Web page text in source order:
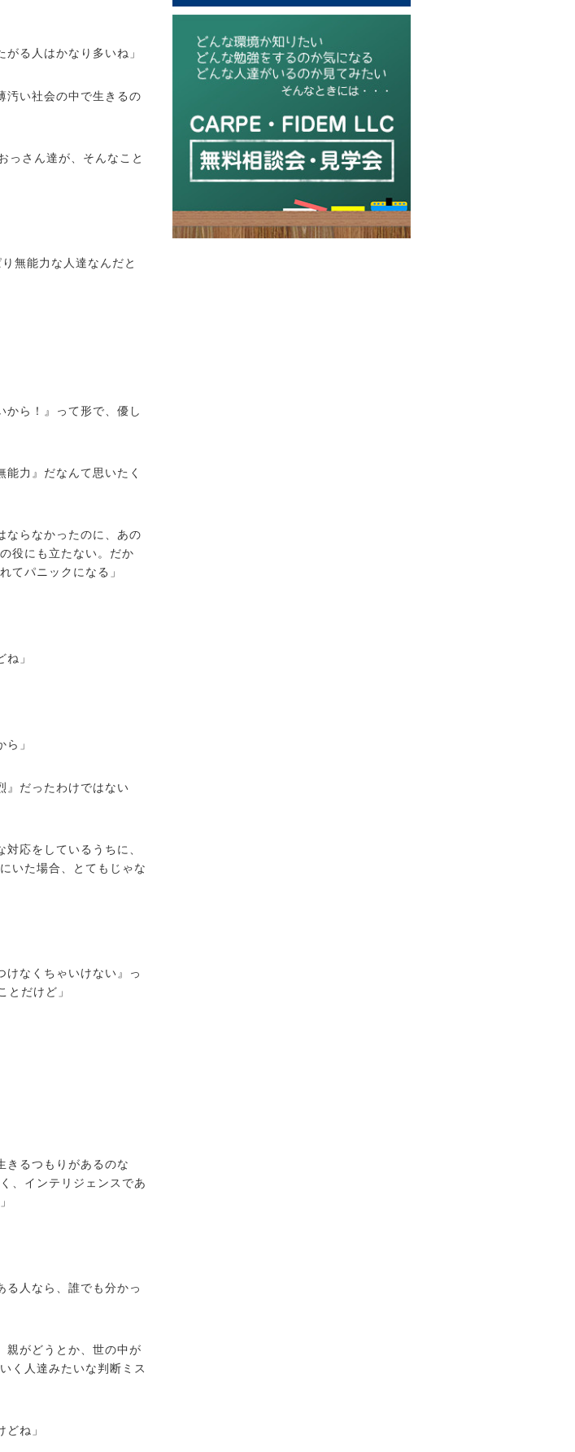
る人はかなり多いね」
汚い社会の中で生きるの
っさん達が、そんなこと
無能力な人達なんだと
ら！』って形で、優し
力』だなんて思いたく
ならなかったのに、あの
役にも立たない。だか
てパニックになる」
」
」
』だったわけではない
応をしているうちに、
いた場合、とてもじゃな
なくちゃいけない』っ
だけど」
きるつもりがあるのな
、インテリジェンスであ
人なら、誰でも分かっ
親がどうとか、世の中が
く人達みたいな判断ミス
ね」